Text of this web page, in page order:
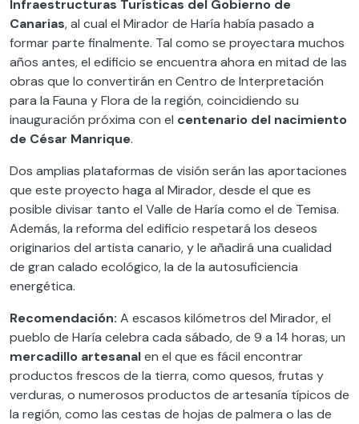
Infraestructuras Turísticas del Gobierno de
Canarias, al cual el Mirador de Haría había pasado a
formar parte finalmente. Tal como se proyectara muchos
años antes, el edificio se encuentra ahora en mitad de las
obras que lo convertirán en Centro de Interpretación
para la Fauna y Flora de la región, coincidiendo su
inauguración próxima con el centenario del nacimiento
de César Manrique.
Dos amplias plataformas de visión serán las aportaciones
que este proyecto haga al Mirador, desde el que es
posible divisar tanto el Valle de Haría como el de Temisa.
Además, la reforma del edificio respetará los deseos
originarios del artista canario, y le añadirá una cualidad
de gran calado ecológico, la de la autosuficiencia
energética.
Recomendación: A escasos kilómetros del Mirador, el
pueblo de Haría celebra cada sábado, de 9 a 14 horas, un
mercadillo artesanalen el que es fácil encontrar
productos frescos de la tierra, como quesos, frutas y
verduras, o numerosos productos de artesanía típicos de
la región, como las cestas de hojas de palmera o las de